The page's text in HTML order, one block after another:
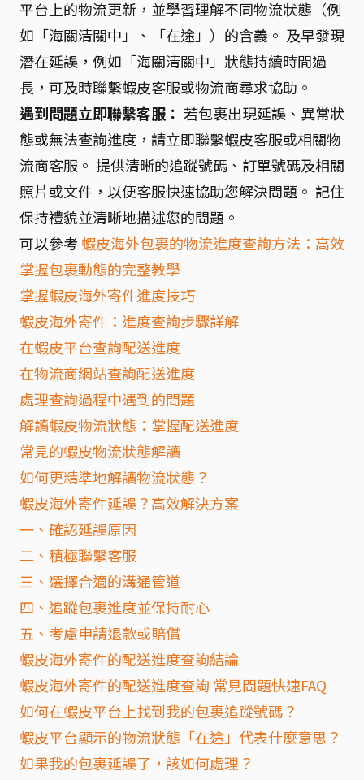
平台上的物流更新，並學習理解不同物流狀態（例
如「海關清關中」、「在途」）的含義。 及早發現
潛在延誤，例如「海關清關中」狀態持續時間過
長，可及時聯繫蝦皮客服或物流商尋求協助。
遇到問題立即聯繫客服： 若包裹出現延誤、異常狀
態或無法查詢進度，請立即聯繫蝦皮客服或相關物
流商客服。 提供清晰的追蹤號碼、訂單號碼及相關
照片或文件，以便客服快速協助您解決問題。 記住
保持禮貌並清晰地描述您的問題。
可以參考 蝦皮海外包裹的物流進度查詢方法：高效
掌握包裹動態的完整教學
掌握蝦皮海外寄件進度技巧
蝦皮海外寄件：進度查詢步驟詳解
在蝦皮平台查詢配送進度
在物流商網站查詢配送進度
處理查詢過程中遇到的問題
解讀蝦皮物流狀態：掌握配送進度
常見的蝦皮物流狀態解讀
如何更精準地解讀物流狀態？
蝦皮海外寄件延誤？高效解決方案
一、確認延誤原因
二、積極聯繫客服
三、選擇合適的溝通管道
四、追蹤包裹進度並保持耐心
五、考慮申請退款或賠償
蝦皮海外寄件的配送進度查詢結論
蝦皮海外寄件的配送進度查詢 常見問題快速FAQ
如何在蝦皮平台上找到我的包裹追蹤號碼？
蝦皮平台顯示的物流狀態「在途」代表什麼意思？
如果我的包裹延誤了，該如何處理？